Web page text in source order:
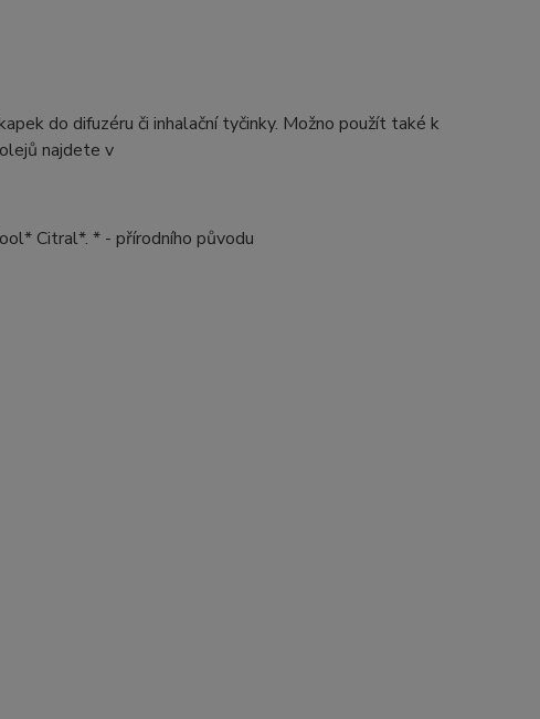
do difuzéru či inhalační tyčinky. Možno použít také k
najdete v
Citral*. * - přírodního původu